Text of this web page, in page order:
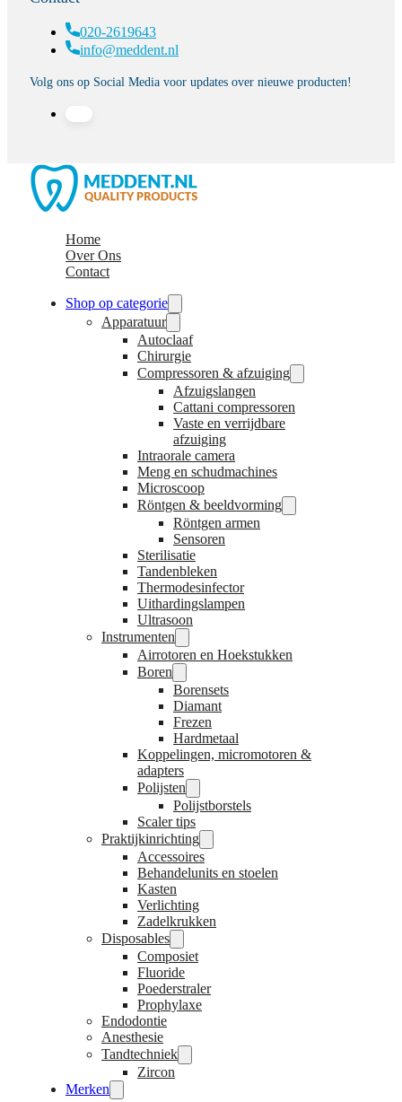
020-2619643
info@meddent.nl
Volg ons op Social Media voor updates over nieuwe producten!
Home
Over Ons
Contact
Shop op categorie
Apparatuur
Autoclaaf
Chirurgie
Compressoren & afzuiging
Afzuigslangen
Cattani compressoren
Vaste en verrijdbare
afzuiging
Intraorale camera
Meng en schudmachines
Microscoop
Röntgen & beeldvorming
Röntgen armen
Sensoren
Sterilisatie
Tandenbleken
Thermodesinfector
Uithardingslampen
Ultrasoon
Instrumenten
Airrotoren en Hoekstukken
Boren
Borensets
Diamant
Frezen
Hardmetaal
Koppelingen, micromotoren &
adapters
Polijsten
Polijstborstels
Scaler tips
Praktijkinrichting
Accessoires
Behandelunits en stoelen
Kasten
Verlichting
Zadelkrukken
Disposables
Composiet
Fluoride
Poederstraler
Prophylaxe
Endodontie
Anesthesie
Tandtechniek
Zircon
Merken